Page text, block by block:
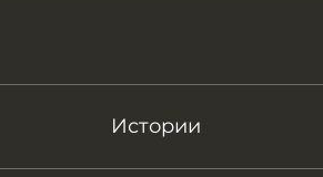
Истории